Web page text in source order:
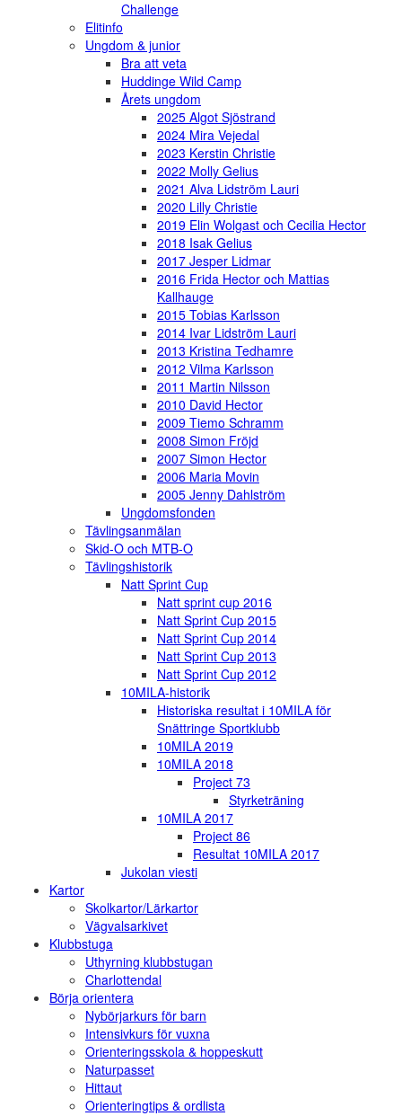
Challenge
Elitinfo
Ungdom & junior
Bra att veta
Huddinge Wild Camp
Årets ungdom
2025 Algot Sjöstrand
2024 Mira Vejedal
2023 Kerstin Christie
2022 Molly Gelius
2021 Alva Lidström Lauri
2020 Lilly Christie
2019 Elin Wolgast och Cecilia Hector
2018 Isak Gelius
2017 Jesper Lidmar
2016 Frida Hector och Mattias
Kallhauge
2015 Tobias Karlsson
2014 Ivar Lidström Lauri
2013 Kristina Tedhamre
2012 Vilma Karlsson
2011 Martin Nilsson
2010 David Hector
2009 Tiemo Schramm
2008 Simon Fröjd
2007 Simon Hector
2006 Maria Movin
2005 Jenny Dahlström
Ungdomsfonden
Tävlingsanmälan
Skid-O och MTB-O
Tävlingshistorik
Natt Sprint Cup
Natt sprint cup 2016
Natt Sprint Cup 2015
Natt Sprint Cup 2014
Natt Sprint Cup 2013
Natt Sprint Cup 2012
10MILA-historik
Historiska resultat i 10MILA för
Snättringe Sportklubb
10MILA 2019
10MILA 2018
Project 73
Styrketräning
10MILA 2017
Project 86
Resultat 10MILA 2017
Jukolan viesti
Kartor
Skolkartor/Lärkartor
Vägvalsarkivet
Klubbstuga
Uthyrning klubbstugan
Charlottendal
Börja orientera
Nybörjarkurs för barn
Intensivkurs för vuxna
Orienteringsskola & hoppeskutt
Naturpasset
Hittaut
Orienteringtips & ordlista